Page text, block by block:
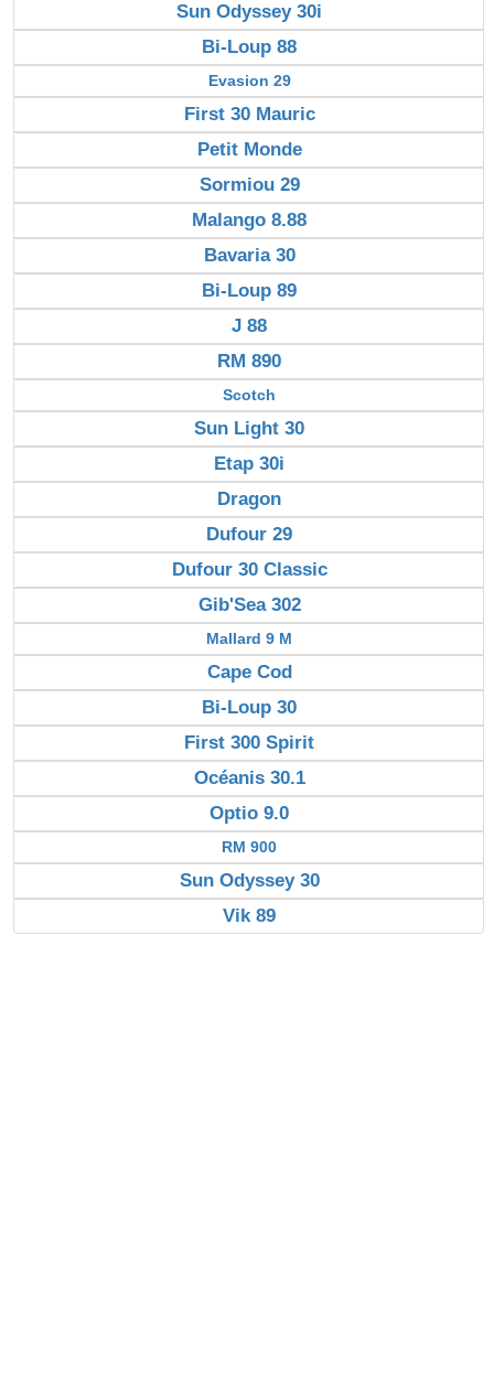
Sun Odyssey 30i
Bi-Loup 88
Evasion 29
First 30 Mauric
Petit Monde
Sormiou 29
Malango 8.88
Bavaria 30
Bi-Loup 89
J 88
RM 890
Scotch
Sun Light 30
Etap 30i
Dragon
Dufour 29
Dufour 30 Classic
Gib'Sea 302
Mallard 9 M
Cape Cod
Bi-Loup 30
First 300 Spirit
Océanis 30.1
Optio 9.0
RM 900
Sun Odyssey 30
Vik 89